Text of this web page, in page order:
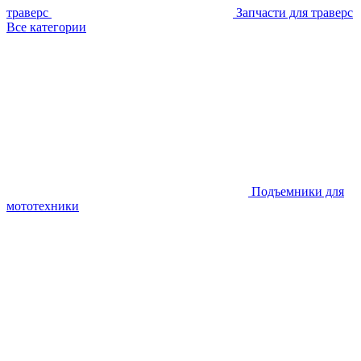
траверс
Запчасти для траверс
Все категории
Подъемники для
мототехники